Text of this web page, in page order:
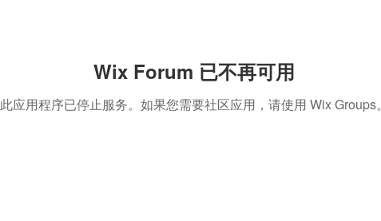
Wix Forum 已不再可用
此应用程序已停止服务。如果您需要社区应用，请使用 Wix Groups。